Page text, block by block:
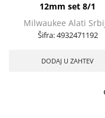
12mm set 8/1
Milwaukee Alati
Šifra:4932471192
DODAJ U ZAHTEV